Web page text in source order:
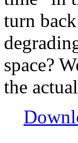
turn
space?
the